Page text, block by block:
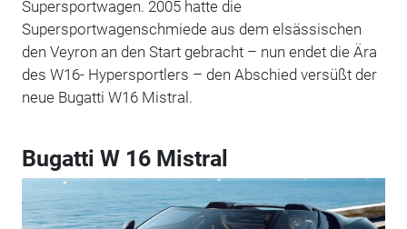
Supersportwagen. 2005 hatte die
Supersportwagenschmiede aus dem elsässischen
den Veyron an den Start gebracht – nun endet die Ära
des W16- Hypersportlers – den Abschied versüßt der
neue Bugatti W16 Mistral.
Bugatti W 16 Mistral